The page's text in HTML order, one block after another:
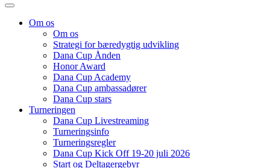
Om os
Om os
Strategi for bæredygtig udvikling
Dana Cup Ånden
Honor Award
Dana Cup Academy
Dana Cup ambassadører
Dana Cup stars
Turneringen
Dana Cup Livestreaming
Turneringsinfo
Turneringsregler
Dana Cup Kick Off 19-20 juli 2026
Start og Deltagergebyr